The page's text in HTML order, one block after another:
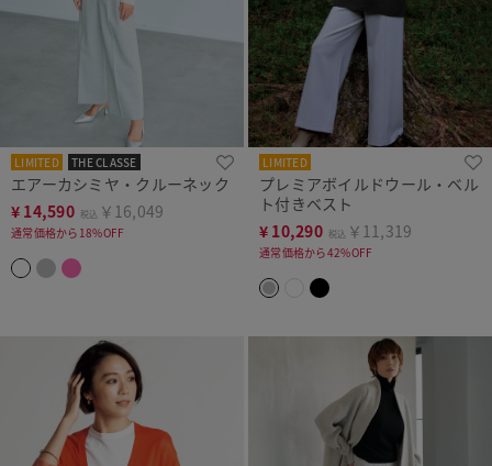
LIMITED THE CLASSE
エアーカシミヤ・クルーネック
¥ 14,590 税込 ￥16,049
通常価格から18%OFF
LIMITED
プレミアボイルドウール・ベル
ト付きベスト
¥ 10,290 税込 ￥11,319
通常価格から42%OFF